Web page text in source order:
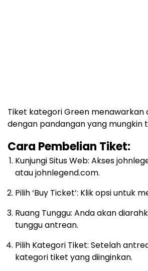
Tiket kategori Green
dengan pandangan yang mungkin
Cara Pembelian Tiket:
Kunjungi Situs Web: Akses
atau johnlegend.com.
Pilih ‘Buy Ticket’: Klik opsi untuk
Ruang Tunggu: Anda akan
tunggu antrean.
Pilih Kategori Tiket: Setelah
kategori tiket yang diinginkan.